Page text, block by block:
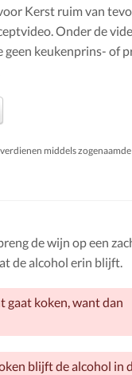
Kerst ruim van
Onder de
keukenprins- of
middels
de wijn op een
de alcohol erin blijft.
gaat koken, want dan
blijft de alcohol in